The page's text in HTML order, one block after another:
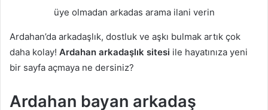
üye olmadan arkadas arama ilani verin
Ardahan’da arkadaşlık, dostluk ve aşkı bulmak artık çok
daha kolay! Ardahan arkadaşlık sitesi ile hayatınıza yeni
bir sayfa açmaya ne dersiniz?
Ardahan bayan arkadaş